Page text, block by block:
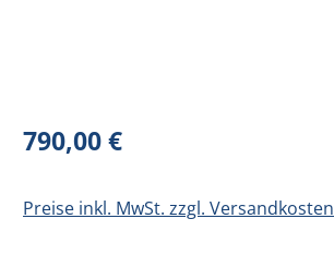
Regulärer Preis:
790,00 €
Preise inkl. MwSt. zzgl. Versandkosten